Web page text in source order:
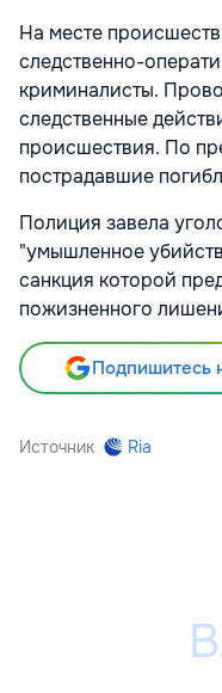
На месте
следственно-
криминалисты.
следственные
происшествия. По
пострадавшие
Полиция завела
"умышленное
санкция которой
пожизненного
Подпишитесь
Источник Ria